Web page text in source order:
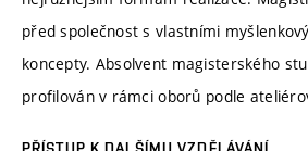
před společnost s vlastními
koncepty. Absolvent magisterského
profilován v rámci oborů podle